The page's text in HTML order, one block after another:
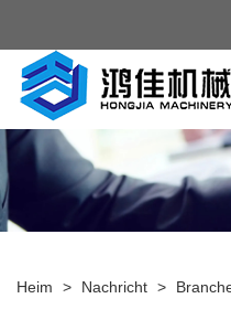
Heim > Nachricht >